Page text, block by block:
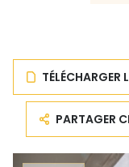
TÉLÉCHARGER
PARTAGER